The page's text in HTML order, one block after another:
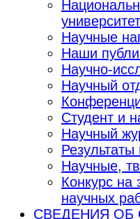
Научные
Наши
Научно-
Научный
Студент и
Научный
Результаты
Научные,
Конкурс на
научных
СВЕДЕНИЯ ОБ